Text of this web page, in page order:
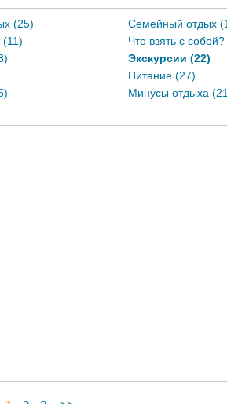
(25)
Семейный отдых
(11)
Что взять с
Экскурсии (22)
Питание (27)
Минусы отдыха